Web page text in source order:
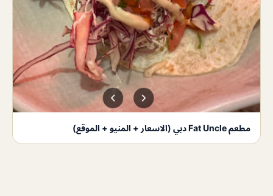
مطعم Fat Uncle دبي (الاسعار + المنيو + الموقع)